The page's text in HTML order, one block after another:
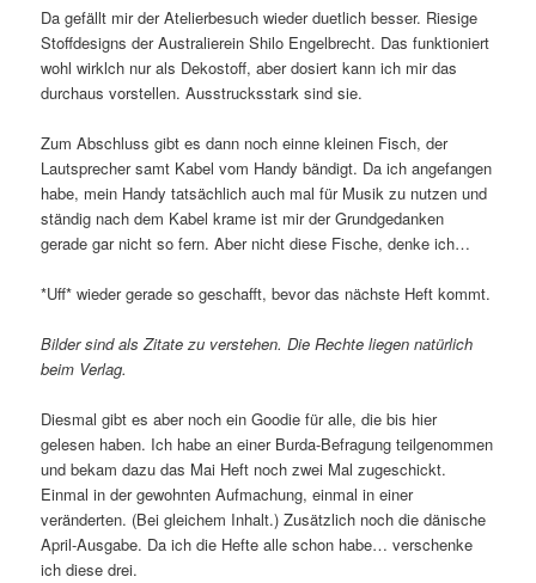
Da gefällt mir der Atelierbesuch wieder duetlich besser. Riesige
Stoffdesigns der Australierein Shilo Engelbrecht. Das funktioniert
wohl wirklch nur als Dekostoff, aber dosiert kann ich mir das
durchaus vorstellen. Ausstrucksstark sind sie.
Zum Abschluss gibt es dann noch einne kleinen Fisch, der
Lautsprecher samt Kabel vom Handy bändigt. Da ich angefangen
habe, mein Handy tatsächlich auch mal für Musik zu nutzen und
ständig nach dem Kabel krame ist mir der Grundgedanken
gerade gar nicht so fern. Aber nicht diese Fische, denke ich…
*Uff* wieder gerade so geschafft, bevor das nächste Heft kommt.
Bilder sind als Zitate zu verstehen. Die Rechte liegen natürlich
beim Verlag.
Diesmal gibt es aber noch ein Goodie für alle, die bis hier
gelesen haben. Ich habe an einer Burda-Befragung teilgenommen
und bekam dazu das Mai Heft noch zwei Mal zugeschickt.
Einmal in der gewohnten Aufmachung, einmal in einer
veränderten. (Bei gleichem Inhalt.) Zusätzlich noch die dänische
April-Ausgabe. Da ich die Hefte alle schon habe… verschenke
ich diese drei.